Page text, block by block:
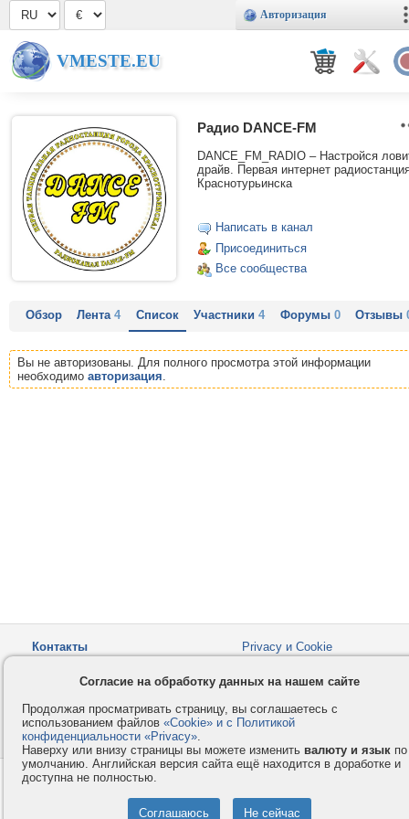
Авторизация
VMESTE.EU
Радио DANCE-FM
DANCE_FM_RADIO – Настройся
драйв. Первая интернет
Краснотурьинска
Написать в канал
Присоединиться
Все сообщества
Обзор Лента4 Список Участники4 Форумы 0 Отзывы
Вы не авторизованы. Для полного просмотра этой информации
необходимо авторизация.
Контакты
Privacy и Cookie
Как оплатить
Форумы
© 2008-2026VMESTE.EU
Согласие на обработку данных на нашем сайте
Продолжая просматривать страницу, вы соглашаетесь с
использованием файлов «Cookie» и с Политикой
конфиденциальности «Privacy».
Наверху или внизу страницы вы можете изменить валюту и язык по
умолчанию. Английская версия сайта ещё находится в доработке и
доступна не полностью.